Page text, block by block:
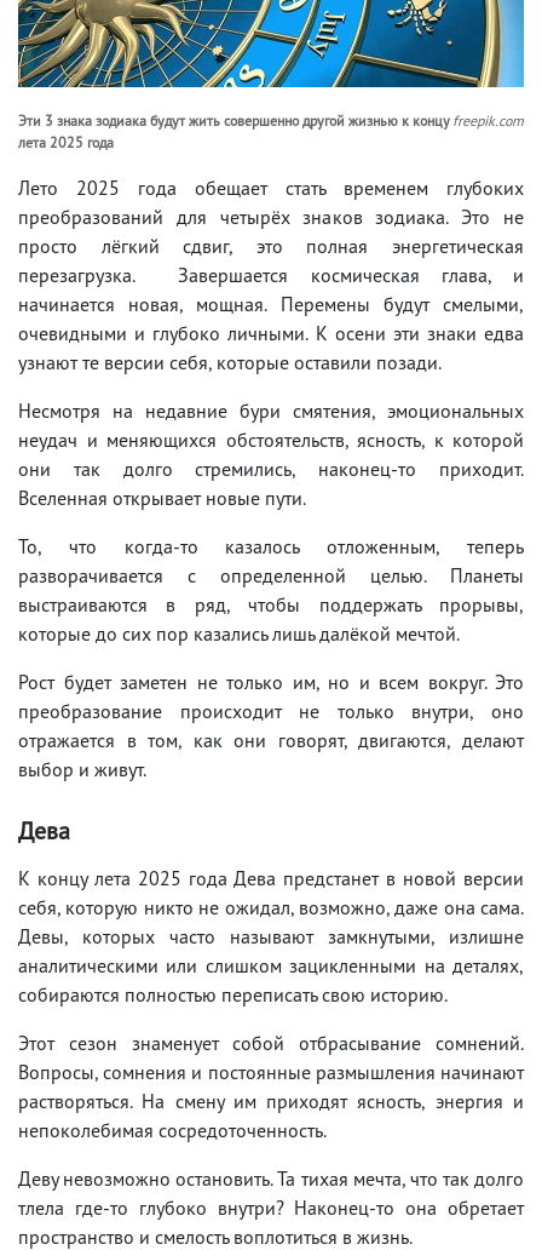
Эти 3 знака зодиака будут жить совершенно другой жизнью к концу
лета 2025 года
freepik.com
Лето 2025 года обещает стать временем глубоких
преобразований для четырёх знаков зодиака. Это не
просто лёгкий сдвиг, это полная энергетическая
перезагрузка. Завершается космическая глава, и
начинается новая, мощная. Перемены будут смелыми,
очевидными и глубоко личными. К осени эти знаки едва
узнают те версии себя, которые оставили позади.
Несмотря на недавние бури смятения, эмоциональных
неудач и меняющихся обстоятельств, ясность, к которой
они так долго стремились, наконец-то приходит.
Вселенная открывает новые пути.
То, что когда-то казалось отложенным, теперь
разворачивается с определенной целью. Планеты
выстраиваются в ряд, чтобы поддержать прорывы,
которые до сих пор казались лишь далёкой мечтой.
Рост будет заметен не только им, но и всем вокруг. Это
преобразование происходит не только внутри, оно
отражается в том, как они говорят, двигаются, делают
выбор и живут.
Дева
К концу лета 2025 года Дева предстанет в новой версии
себя, которую никто не ожидал, возможно, даже она сама.
Девы, которых часто называют замкнутыми, излишне
аналитическими или слишком зацикленными на деталях,
собираются полностью переписать свою историю.
Этот сезон знаменует собой отбрасывание сомнений.
Вопросы, сомнения и постоянные размышления начинают
растворяться. На смену им приходят ясность, энергия и
непоколебимая сосредоточенность.
Деву невозможно остановить. Та тихая мечта, что так долго
тлела где-то глубоко внутри? Наконец-то она обретает
пространство и смелость воплотиться в жизнь.